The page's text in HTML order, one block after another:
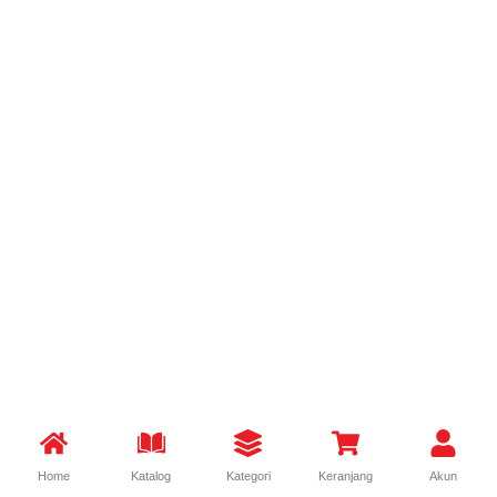
Home Katalog Kategori Keranjang Akun